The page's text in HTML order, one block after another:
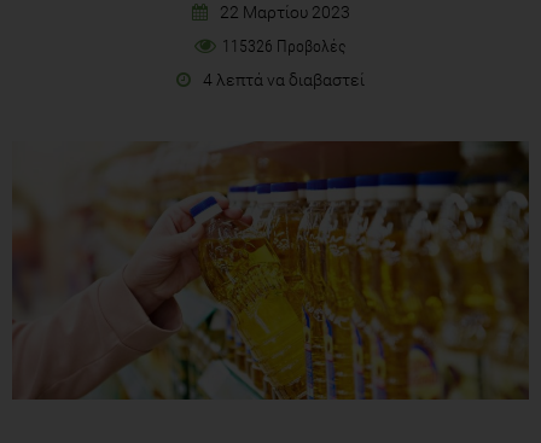
22 Μαρτίου 2023
115326 Προβολές
4 λεπτά να διαβαστεί